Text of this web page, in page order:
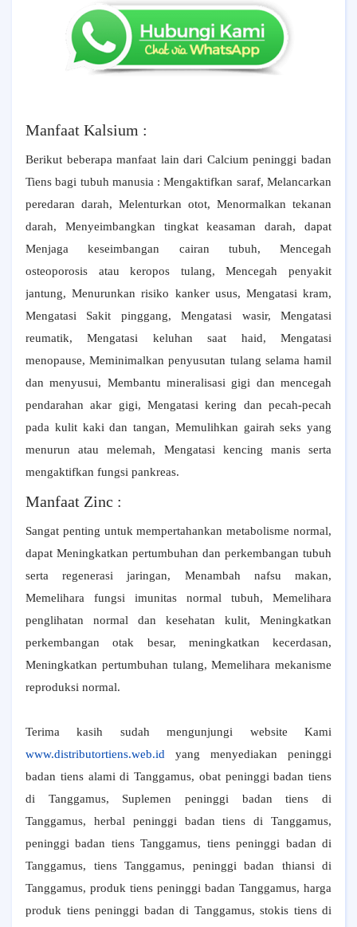
Manfaat Kalsium :
Berikut beberapa manfaat lain dari Calcium peninggi badan
Tiens bagi tubuh manusia : Mengaktifkan saraf, Melancarkan
peredaran darah, Melenturkan otot, Menormalkan tekanan
darah, Menyeimbangkan tingkat keasaman darah, dapat
Menjaga keseimbangan cairan tubuh, Mencegah
osteoporosis atau keropos tulang, Mencegah penyakit
jantung, Menurunkan risiko kanker usus, Mengatasi kram,
Mengatasi Sakit pinggang, Mengatasi wasir, Mengatasi
reumatik, Mengatasi keluhan saat haid, Mengatasi
menopause, Meminimalkan penyusutan tulang selama hamil
dan menyusui, Membantu mineralisasi gigi dan mencegah
pendarahan akar gigi, Mengatasi kering dan pecah-pecah
pada kulit kaki dan tangan, Memulihkan gairah seks yang
menurun atau melemah, Mengatasi kencing manis serta
mengaktifkan fungsi pankreas.
Manfaat Zinc :
Sangat penting untuk mempertahankan metabolisme normal,
dapat Meningkatkan pertumbuhan dan perkembangan tubuh
serta regenerasi jaringan, Menambah nafsu makan,
Memelihara fungsi imunitas normal tubuh, Memelihara
penglihatan normal dan kesehatan kulit, Meningkatkan
perkembangan otak besar, meningkatkan kecerdasan,
Meningkatkan pertumbuhan tulang, Memelihara mekanisme
reproduksi normal.
Terima kasih sudah mengunjungi website Kami
www.distributortiens.web.id yang menyediakan peninggi
badan tiens alami di Tanggamus, obat peninggi badan tiens
di Tanggamus, Suplemen peninggi badan tiens di
Tanggamus, herbal peninggi badan tiens di Tanggamus,
peninggi badan tiens Tanggamus, tiens peninggi badan di
Tanggamus, tiens Tanggamus, peninggi badan thiansi di
Tanggamus, produk tiens peninggi badan Tanggamus, harga
produk tiens peninggi badan di Tanggamus, stokis tiens di